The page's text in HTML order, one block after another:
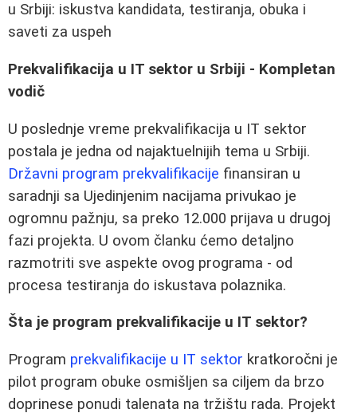
u Srbiji: iskustva kandidata, testiranja, obuka i
saveti za uspeh
Prekvalifikacija u IT sektor u Srbiji - Kompletan
vodič
U poslednje vreme prekvalifikacija u IT sektor
postala je jedna od najaktuelnijih tema u Srbiji.
Državni program prekvalifikacije finansiran u
saradnji sa Ujedinjenim nacijama privukao je
ogromnu pažnju, sa preko 12.000 prijava u drugoj
fazi projekta. U ovom članku ćemo detaljno
razmotriti sve aspekte ovog programa - od
procesa testiranja do iskustava polaznika.
Šta je program prekvalifikacije u IT sektor?
Program prekvalifikacije u IT sektor kratkoročni je
pilot program obuke osmišljen sa ciljem da brzo
doprinese ponudi talenata na tržištu rada. Projekt